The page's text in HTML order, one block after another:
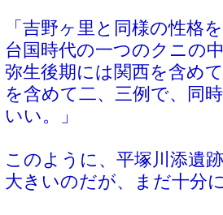
「吉野ヶ里と同様の性格
台国時代の一つのクニの
弥生後期には関西を含め
を含めて二、三例で、同
いい。」
このように、平塚川添遺
大きいのだが、まだ十分